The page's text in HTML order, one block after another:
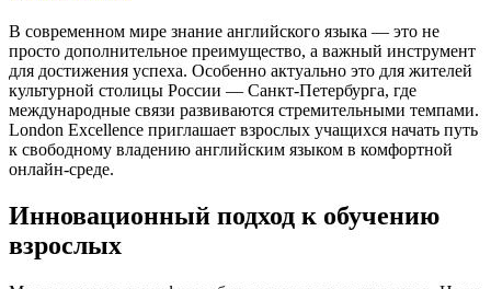
В современном мире знание английского языка — это не
просто дополнительное преимущество, а важный инструмент
для достижения успеха. Особенно актуально это для жителей
культурной столицы России — Санкт-Петербурга, где
международные связи развиваются стремительными темпами.
London Excellence приглашает взрослых учащихся начать путь
к свободному владению английским языком в комфортной
онлайн-среде.
Инновационный подход к обучению
взрослых